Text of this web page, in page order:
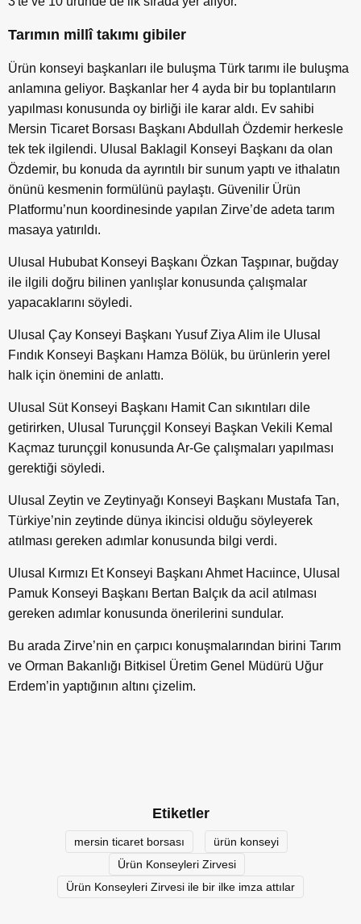
Tarımın millî takımı gibiler
Ürün konseyi başkanları ile buluşma Türk tarımı ile buluşma
anlamına geliyor. Başkanlar her 4 ayda bir bu toplantıların
yapılması konusunda oy birliği ile karar aldı. Ev sahibi
Mersin Ticaret Borsası Başkanı Abdullah Özdemir herkesle
tek tek ilgilendi. Ulusal Baklagil Konseyi Başkanı da olan
Özdemir, bu konuda da ayrıntılı bir sunum yaptı ve ithalatın
önünü kesmenin formülünü paylaştı. Güvenilir Ürün
Platformu’nun koordinesinde yapılan Zirve’de adeta tarım
masaya yatırıldı.
Ulusal Hububat Konseyi Başkanı Özkan Taşpınar, buğday
ile ilgili doğru bilinen yanlışlar konusunda çalışmalar
yapacaklarını söyledi.
Ulusal Çay Konseyi Başkanı Yusuf Ziya Alim ile Ulusal
Fındık Konseyi Başkanı Hamza Bölük, bu ürünlerin yerel
halk için önemini de anlattı.
Ulusal Süt Konseyi Başkanı Hamit Can sıkıntıları dile
getirirken, Ulusal Turunçgil Konseyi Başkan Vekili Kemal
Kaçmaz turunçgil konusunda Ar-Ge çalışmaları yapılması
gerektiği söyledi.
Ulusal Zeytin ve Zeytinyağı Konseyi Başkanı Mustafa Tan,
Türkiye’nin zeytinde dünya ikincisi olduğu söyleyerek
atılması gereken adımlar konusunda bilgi verdi.
Ulusal Kırmızı Et Konseyi Başkanı Ahmet Hacıince, Ulusal
Pamuk Konseyi Başkanı Bertan Balçık da acil atılması
gereken adımlar konusunda önerilerini sundular.
Bu arada Zirve’nin en çarpıcı konuşmalarından birini Tarım
ve Orman Bakanlığı Bitkisel Üretim Genel Müdürü Uğur
Erdem’in yaptığının altını çizelim.
Etiketler
mersin ticaret borsası
ürün konseyi
Ürün Konseyleri Zirvesi
Ürün Konseyleri Zirvesi ile bir ilke imza attılar